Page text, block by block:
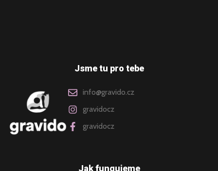
Jsme tu pro tebe
info@gravido.cz
gravidocz
gravidocz
Jak fungujeme